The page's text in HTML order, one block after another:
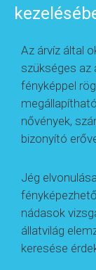
Az árvíz által
szükséges az
fényképpel
nővények,
bizonyító
Jég
nádasok
állatvilág
keresése